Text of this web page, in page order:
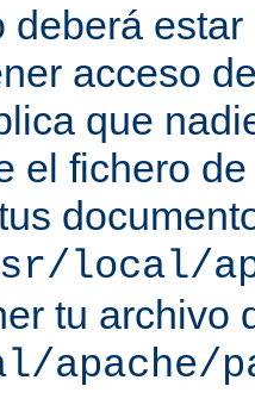
deberá
acceso
que
el fichero
local/
tu archivo